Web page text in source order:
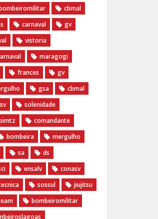
cbmal
carnaval
gv
vistoria
maragogi
frances
gv
gsa
cbmal
solenidade
comandante
bombeira
mergulho
sa
ds
ensalv
conasv
sossul
jiujitsu
bombeiromilitar